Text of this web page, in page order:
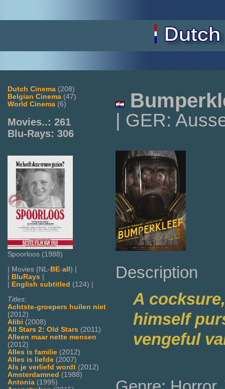
Dutch Cinema (208)
Belgian Cinema (47)
World Cinema (6)
Movies..: 261
Blu-Rays: 306
Spoorloos (1988)
| Movies (NL- BE-all ) |
BluRays
English subtitled (124) |
Titles:
Achtste-groepers huilen niet
(2012)
Alibi (2008)
All Stars 2: Old Stars (2011)
Alleen maar nette mensen
(2012)
Alles is familie (2012)
Alles is liefde (2007)
Als je verliefd wordt (2012)
Amsterdamned (1988)
Antonia (1995)
| GER:
Description
A
himself
vengeful